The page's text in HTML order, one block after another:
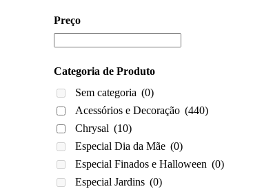
Preço
Categoria de Produto
Sem categoria (0)
Acessórios e Decoração (440)
Chrysal (10)
Especial Dia da Mãe (0)
Especial Finados e Halloween (0)
Especial Jardins (0)